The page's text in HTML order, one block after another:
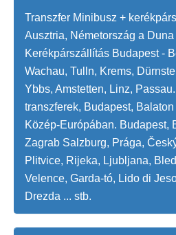
Transzfer Minibusz +
Ausztria, Németország a
Kerékpárszállítás Budapest -
Wachau, Tulln, Krems,
Ybbs, Amstetten, Linz,
transzferek, Budapest,
Közép-Európában. Budapest,
Zagrab Salzburg, Prága,
Plitvice, Rijeka, Ljubljana,
Velence, Garda-tó, Lido di
Drezda ... stb.